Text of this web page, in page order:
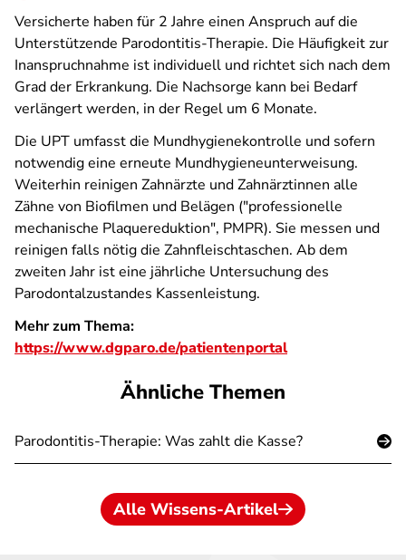
Versicherte haben für 2 Jahre einen Anspruch auf die
Unterstützende Parodontitis-Therapie. Die Häufigkeit zur
Inanspruchnahme ist individuell und richtet sich nach dem
Grad der Erkrankung. Die Nachsorge kann bei Bedarf
verlängert werden, in der Regel um 6 Monate.
Die UPT umfasst die Mundhygienekontrolle und sofern
notwendig eine erneute Mundhygieneunterweisung.
Weiterhin reinigen Zahnärzte und Zahnärztinnen alle
Zähne von Biofilmen und Belägen ("professionelle
mechanische Plaquereduktion", PMPR). Sie messen und
reinigen falls nötig die Zahnfleischtaschen. Ab dem
zweiten Jahr ist eine jährliche Untersuchung des
Parodontalzustandes Kassenleistung.
Mehr zum Thema:
https://www.dgparo.de/patientenportal
Ähnliche Themen
Parodontitis-Therapie: Was zahlt die Kasse?
Alle Wissens-Artikel